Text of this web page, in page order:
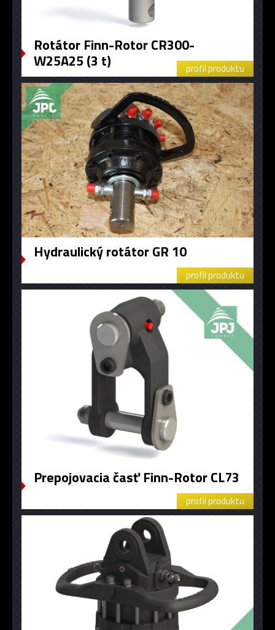
Rotátor Finn-Rotor CR300-
W25A25 (3 t) profil produktu
Hydraulický rotátor GR 10
profil produktu
Prepojovacia časť Finn-Rotor CL73
profil produktu